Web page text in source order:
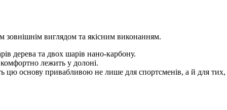
виглядом та якісним виконанням.
дерева та двох шарів нано-карбону.
лежить у долоні.
цю основу привабливою не лише для спортсменів, а й для